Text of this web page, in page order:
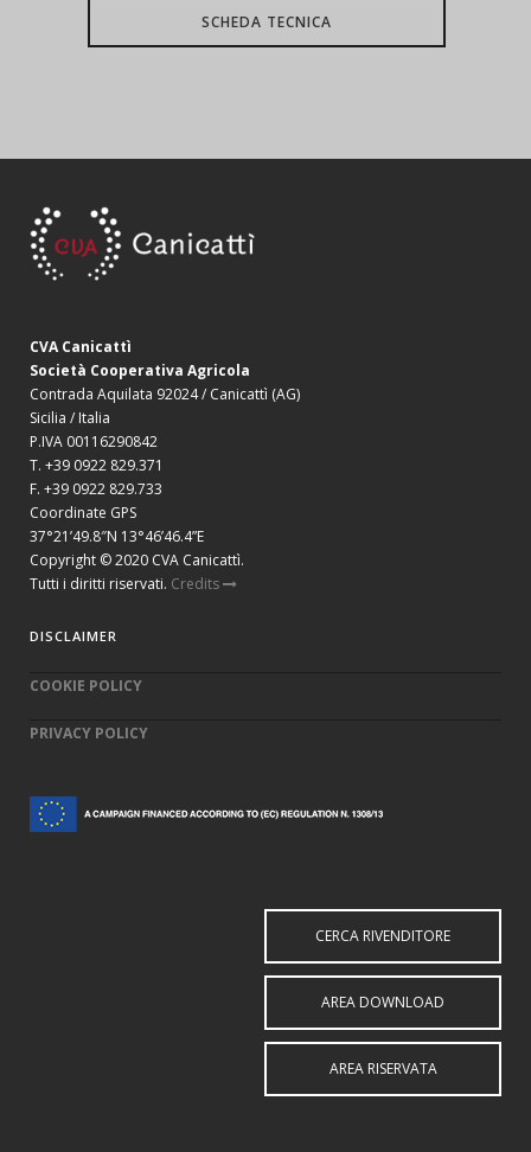
SCHEDA TECNICA
CVA Canicattì
Società Cooperativa Agricola
Contrada Aquilata 92024 / Canicattì (AG)
Sicilia / Italia
P.IVA 00116290842
T. +39 0922 829.371
F. +39 0922 829.733
Coordinate GPS
37°21’49.8″N 13°46’46.4”E
Copyright © 2020 CVA Canicattì.
Tutti i diritti riservati. Credits
DISCLAIMER
COOKIE POLICY
PRIVACY POLICY
CERCA RIVENDITORE
AREA DOWNLOAD
AREA RISERVATA